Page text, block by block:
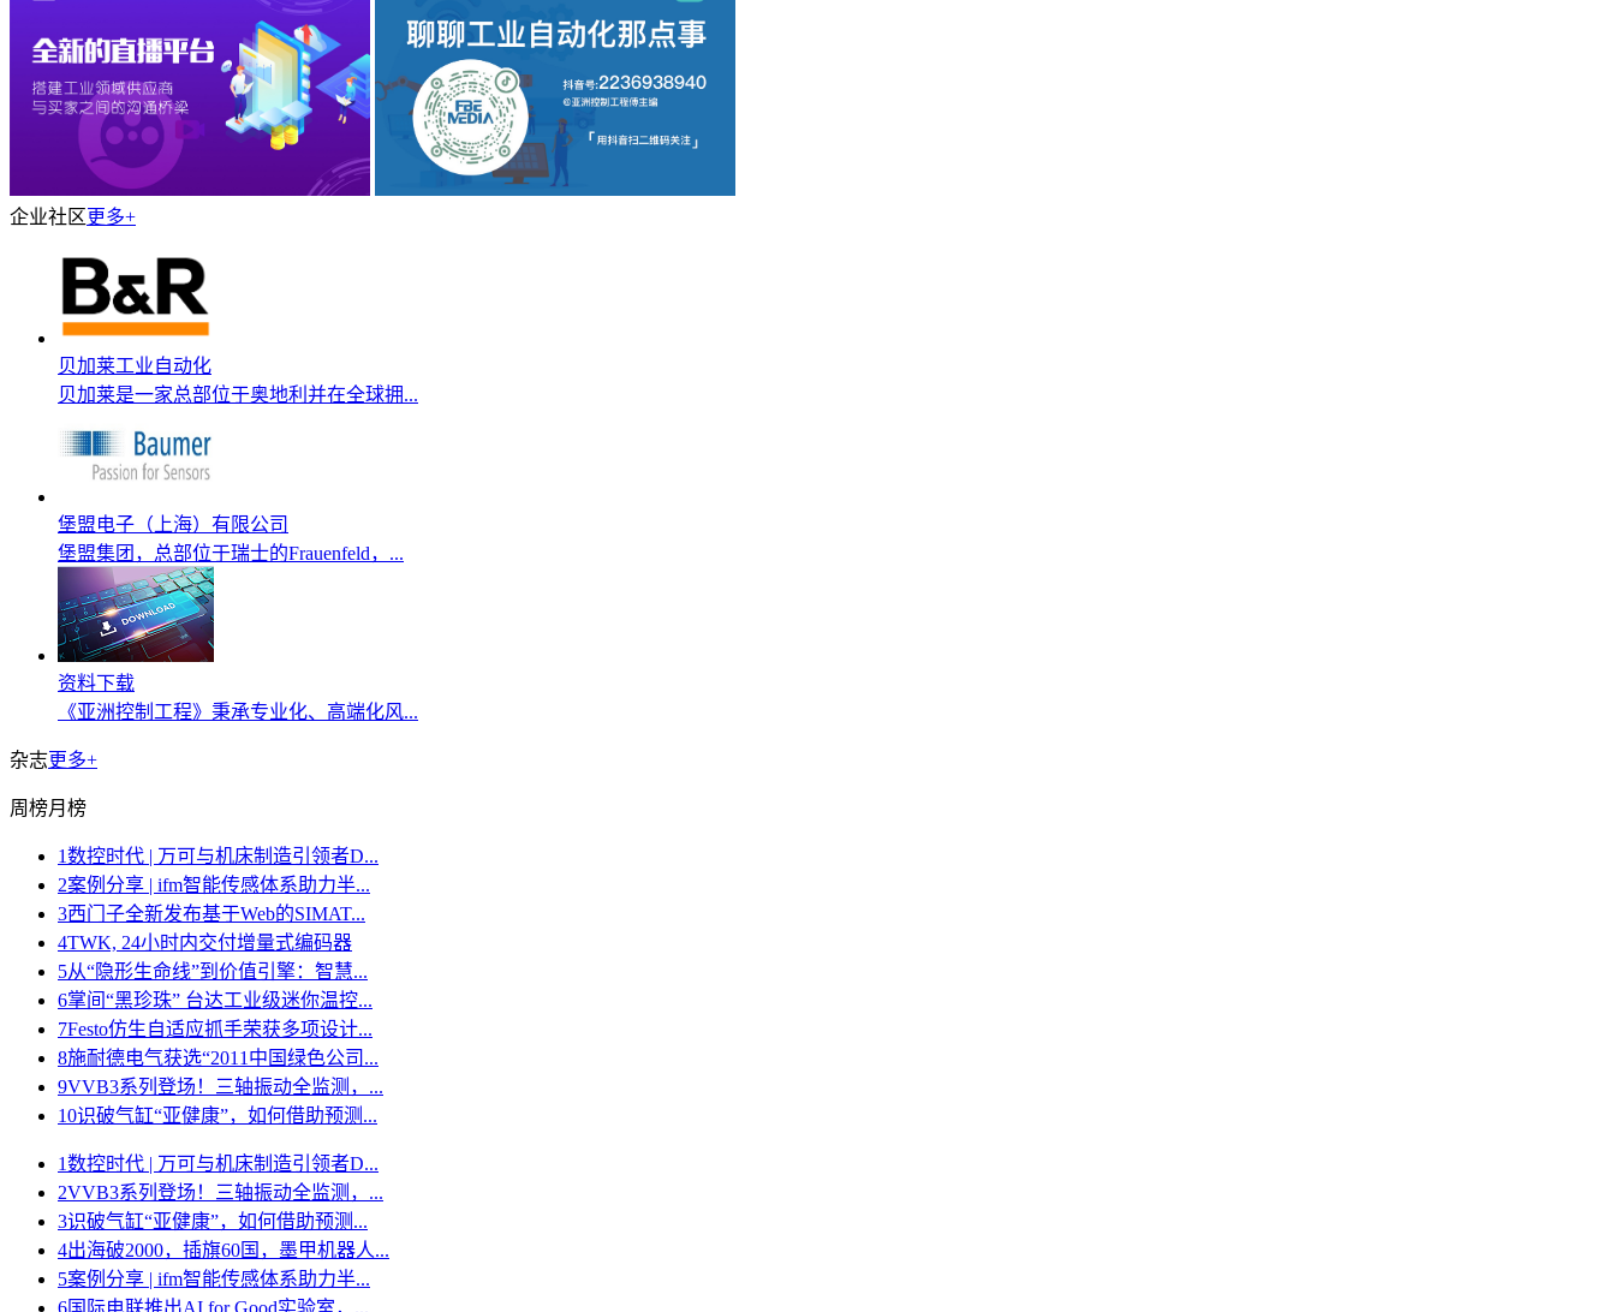
企业社区更多+
贝加莱工业自动化
贝加莱是一家总部位于奥地利并在全球拥...
堡盟电子（上海）有限公司
堡盟集团，总部位于瑞士的Frauenfeld，...
资料下载
《亚洲控制工程》秉承专业化、高端化风...
杂志更多+
周榜月榜
1数控时代 | 万可与机床制造引领者D...
2案例分享 | ifm智能传感体系助力半...
3西门子全新发布基于Web的SIMAT...
4TWK, 24小时内交付增量式编码器
5从“隐形生命线”到价值引擎：智慧...
6掌间“黑珍珠” 台达工业级迷你温控...
7Festo仿生自适应抓手荣获多项设计...
8施耐德电气获选“2011中国绿色公司...
9VVB3系列登场！三轴振动全监测，...
10识破气缸“亚健康”，如何借助预测...
1数控时代 | 万可与机床制造引领者D...
2VVB3系列登场！三轴振动全监测，...
3识破气缸“亚健康”，如何借助预测...
4出海破2000，插旗60国，墨甲机器人...
5案例分享 | ifm智能传感体系助力半...
6国际电联推出AI for Good实验室，...